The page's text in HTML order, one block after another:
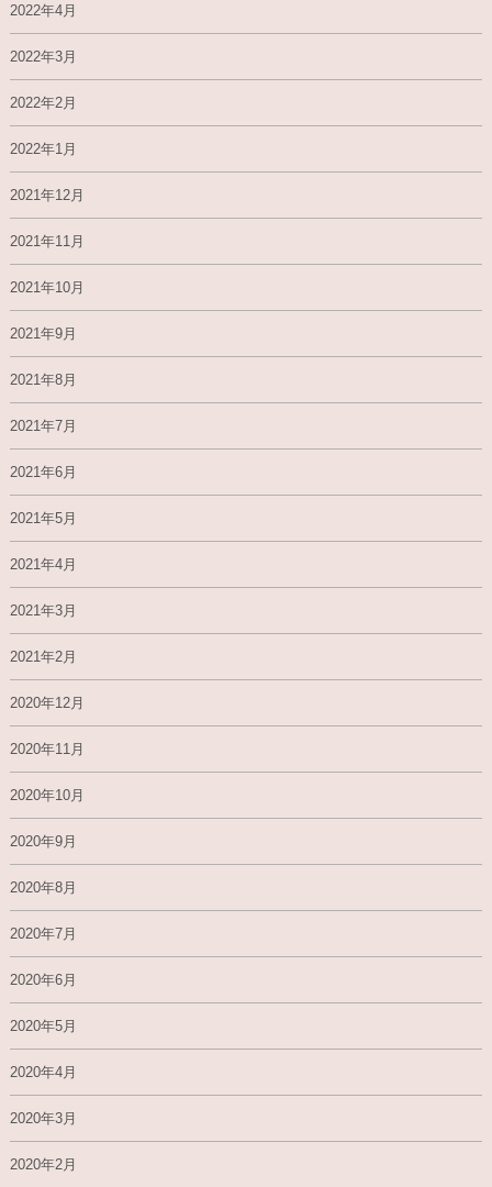
2022年4月
2022年3月
2022年2月
2022年1月
2021年12月
2021年11月
2021年10月
2021年9月
2021年8月
2021年7月
2021年6月
2021年5月
2021年4月
2021年3月
2021年2月
2020年12月
2020年11月
2020年10月
2020年9月
2020年8月
2020年7月
2020年6月
2020年5月
2020年4月
2020年3月
2020年2月